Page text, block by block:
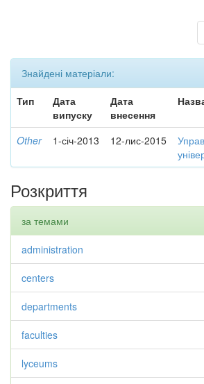
Знайдені матеріали:
Тип
Дата
випуску
Дата
внесення
Other 1-січ-2013 12-лис-2015
Розкриття
за темами
administration
centers
departments
faculties
lyceums